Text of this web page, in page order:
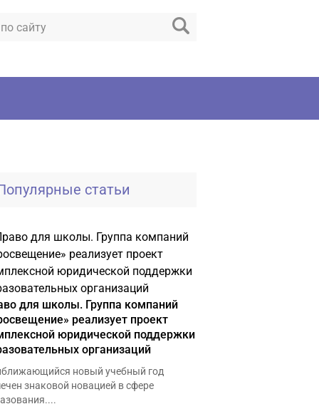
статьи
для школы. Группа компаний
реализует проект
юридической поддержки
организаций
новый учебный год
знаковой новацией в сфере